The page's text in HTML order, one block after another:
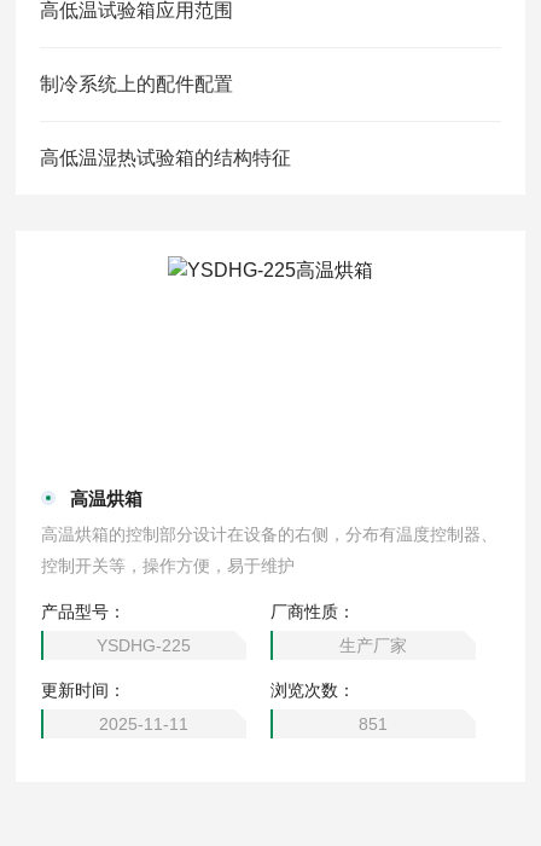
高低温试验箱应用范围
制冷系统上的配件配置
高低温湿热试验箱的结构特征
高温烘箱
高温烘箱的控制部分设计在设备的右侧，分布有温度控制器、
控制开关等，操作方便，易于维护
产品型号：
YSDHG-225
厂商性质：
生产厂家
更新时间：
2025-11-11
浏览次数：
851